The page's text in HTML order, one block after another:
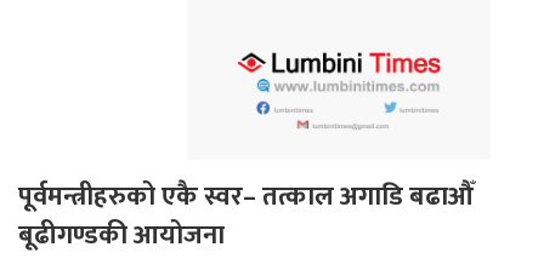
पूर्वमन्त्रीहरुको एकै स्वर– तत्काल अगाडि बढाऔँ
बूढीगण्डकी आयोजना